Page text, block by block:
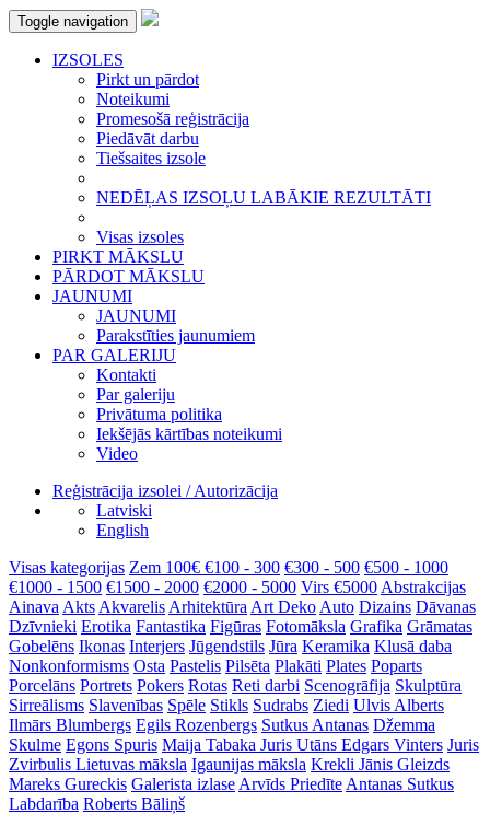
Toggle navigation
IZSOLES
Pirkt un pārdot
Noteikumi
Promesošā reģistrācija
Piedāvāt darbu
Tiešsaites izsole
NEDĒĻAS IZSOĻU LABĀKIE REZULTĀTI
Visas izsoles
PIRKT MĀKSLU
PĀRDOT MĀKSLU
JAUNUMI
JAUNUMI
Parakstīties jaunumiem
PAR GALERIJU
Kontakti
Par galeriju
Privātuma politika
Iekšējās kārtības noteikumi
Video
Reģistrācija izsolei / Autorizācija
Latviski
English
Visas kategorijas Zem 100€ €100 - 300 €300 - 500 €500 - 1000
€1000 - 1500 €1500 - 2000 €2000 - 5000 Virs €5000 Abstrakcijas
Ainava Akts Akvarelis Arhitektūra Art Deko Auto Dizains Dāvanas
Dzīvnieki Erotika Fantastika Figūras Fotomāksla Grafika Grāmatas
Gobelēns Ikonas Interjers Jūgendstils Jūra Keramika Klusā daba
Nonkonformisms Osta Pastelis Pilsēta Plakāti Plates Poparts
Porcelāns Portrets Pokers Rotas Reti darbi Scenogrāfija Skulptūra
Sirreālisms Slavenības Spēle Stikls Sudrabs Ziedi Ulvis Alberts
Ilmārs Blumbergs Egils Rozenbergs Sutkus Antanas Džemma
Skulme Egons Spuris Maija Tabaka Juris Utāns Edgars Vinters Juris
Zvirbulis Lietuvas māksla Igaunijas māksla Krekli Jānis Gleizds
Mareks Gureckis Galerista izlase Arvīds Priedīte Antanas Sutkus
Labdarība Roberts Bāliņš